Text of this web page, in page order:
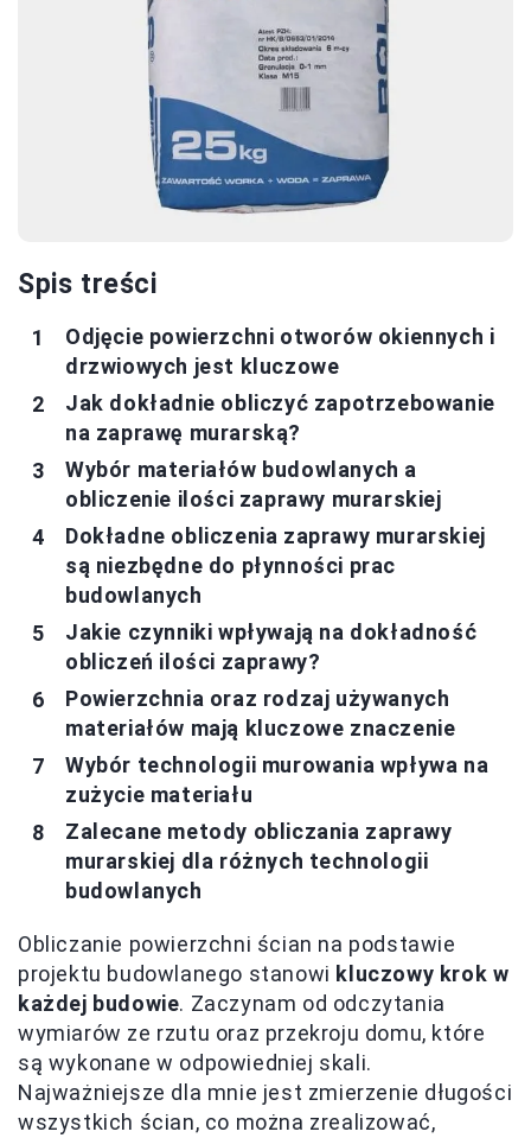
Spis treści
Odjęcie powierzchni otworów okiennych i
drzwiowych jest kluczowe
Jak dokładnie obliczyć zapotrzebowanie
na zaprawę murarską?
Wybór materiałów budowlanych a
obliczenie ilości zaprawy murarskiej
Dokładne obliczenia zaprawy murarskiej
są niezbędne do płynności prac
budowlanych
Jakie czynniki wpływają na dokładność
obliczeń ilości zaprawy?
Powierzchnia oraz rodzaj używanych
materiałów mają kluczowe znaczenie
Wybór technologii murowania wpływa na
zużycie materiału
Zalecane metody obliczania zaprawy
murarskiej dla różnych technologii
budowlanych
Obliczanie powierzchni ścian na podstawie
projektu budowlanego stanowi kluczowy krok w
każdej budowie. Zaczynam od odczytania
wymiarów ze rzutu oraz przekroju domu, które
są wykonane w odpowiedniej skali.
Najważniejsze dla mnie jest zmierzenie długości
wszystkich ścian, co można zrealizować,